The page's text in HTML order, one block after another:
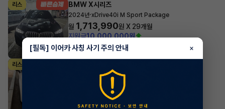
리스 BMW X시리즈
2024년·xDrive40i M Sport Package
월 1,713,990원 X 29개월
지원금10,000,000원
조회 1,8381시간 전
리스
9인승 가솔린 노블레스
688,360 원 X
2,000,000원
조회 1,5201시간 전
[필독] 이어카 사칭 사기 주의 안내 ×